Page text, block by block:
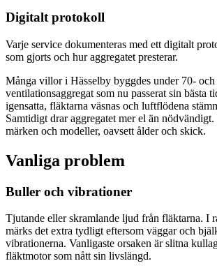
Digitalt protokoll
Varje service dokumenteras med ett digitalt
som gjorts och hur aggregatet presterar.
Många villor i Hässelby byggdes under 70- och
ventilationsaggregat som nu passerat sin bästa
igensatta, fläktarna väsnas och luftflödena
Samtidigt drar aggregatet mer el än
märken och modeller, oavsett ålder och skick.
Vanliga problem
Buller och vibrationer
Tjutande eller skramlande ljud från fläktarna. I
märks det extra tydligt eftersom väggar och
vibrationerna. Vanligaste orsaken är slitna
fläktmotor som nått sin livslängd.